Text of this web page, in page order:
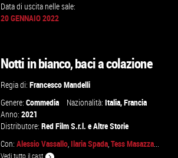
Data di uscita nelle sale:
20 GENNAIO 2022
Notti in bianco, baci a colazione
Regia di:Francesco Mandelli
Genere:Commedia Nazionalità:Italia,Francia
Anno:2021
Distributore:Red Film S.r.l. eAltre Storie
Con:Alessio Vassallo,Ilaria Spada,Tess Masazza...
Vedi tutto il cast